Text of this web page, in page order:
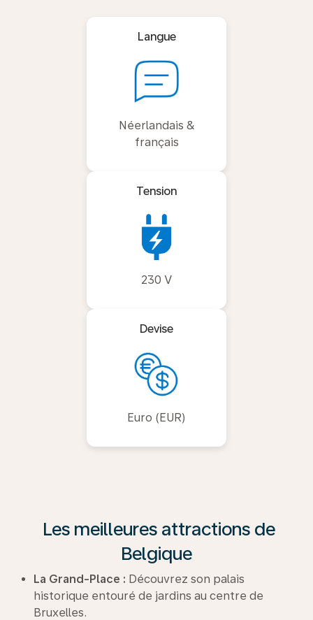
Langue
Néerlandais &
français
Tension
230 V
Devise
Euro (EUR)
Les meilleures attractions de
Belgique
La Grand-Place : Découvrez son palais
historique entouré de jardins au centre de
Bruxelles.